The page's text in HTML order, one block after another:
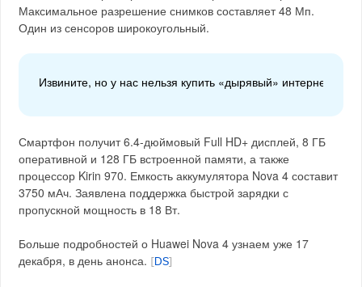
Максимальное разрешение снимков составляет 48 Мп.
Один из сенсоров широкоугольный.
Извините, но у нас нельзя купить «дырявый» интернет или
Смартфон получит 6.4-дюймовый Full HD+ дисплей, 8 ГБ
оперативной и 128 ГБ встроенной памяти, а также
процессор Kirin 970. Емкость аккумулятора Nova 4 составит
3750 мАч. Заявлена поддержка быстрой зарядки с
пропускной мощность в 18 Вт.
Больше подробностей о Huawei Nova 4 узнаем уже 17
декабря, в день анонса.
DS